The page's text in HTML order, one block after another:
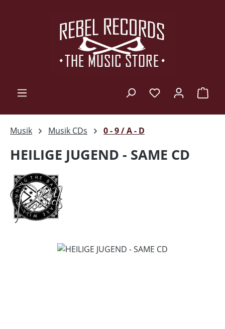
Musik Musik CDs 0 - 9 / A - D
HEILIGE JUGEND - SAME CD
Bildergalerie überspringen